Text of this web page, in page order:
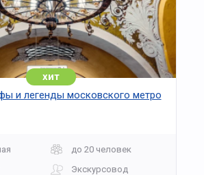
хит
и легенды московского метро
до 20 человек
Экскурсовод